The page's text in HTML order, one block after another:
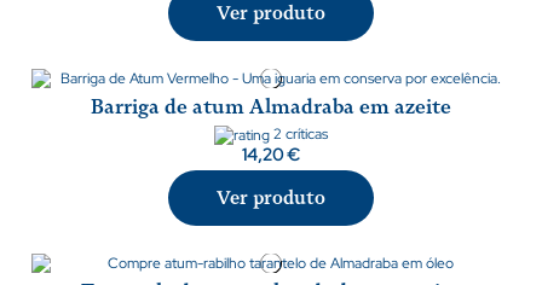
Ver produto
Barriga de atum Almadraba em azeite
2 críticas
14,20 €
Ver produto